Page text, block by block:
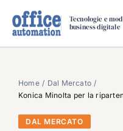
Tecnologie e
business digitale
SPECIAL PAPER
TAVOLE ROTONDE DI
DAL MERCATO
Home
Dal Mercato
Konica Minolta per la
DAL MERCATO